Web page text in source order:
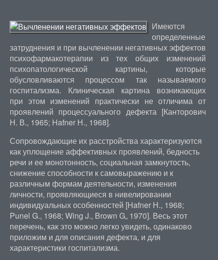
Имеются
определенные
затруднения и при вычленении негативных эффектов
психофармакотерапии из тех общих изменений
психопатологической картины, которые
обусловливаются процессом так называемого
госпитализма. Клиническая картина возникающих
при этом изменений практически не отличима от
проявлений процессуального дефекта [Канторович
Н. В., 1965; Hafner Н., 1968].
Сопровождающие их расстройства характеризуются
как уплощение аффективных проявлений, бедность
речи и ее монотонность, социальная замкнутость,
снижение способности к самовыражению и к
различным формам деятельности, изменения
личности, проявляющиеся в нивелировании
индивидуальных особенностей [Hafner Н., 1968;
Punel G., 1968; Wing J., Brown G„ 1970]. Весь этот
перечень, как это можно легко увидеть, одинаково
приложим и для описания дефекта, и для
характеристики госпитализма.